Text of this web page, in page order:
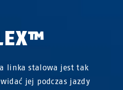
linka stalowa jest tak
jej podczas jazdy